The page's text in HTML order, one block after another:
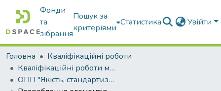
Фонди
та
зібрання
Пошук за
критеріями
Статистика Увійти
Головна
Кваліфікаційні роботи
Кваліфікаційні роботи магістрів
ОПП "Якість, стандартизація та сертифікація"